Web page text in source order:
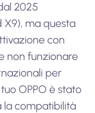
2025
X9), ma questa
con
non funzionare
per
OPPO è stato
la compatibilità